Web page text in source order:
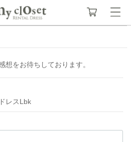
想をお待ちしております。
レスLbk